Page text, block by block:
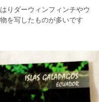
りダーウィンフィンチやウ
を写したものが多いです